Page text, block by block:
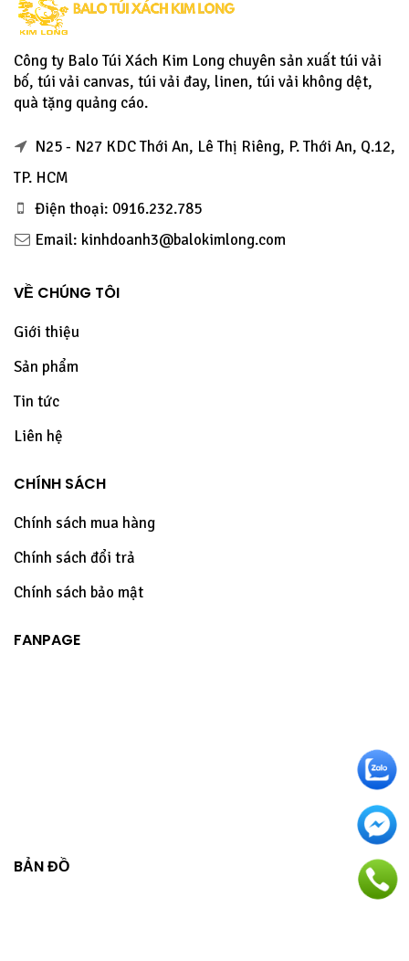
Công ty Balo Túi Xách Kim Long chuyên sản xuất túi vải
bố, túi vải canvas, túi vải đay, linen, túi vải không dệt,
quà tặng quảng cáo.
N25 - N27 KDC Thới An, Lê Thị Riêng, P. Thới An, Q.12,
TP. HCM
Điện thoại: 0916.232.785
Email: kinhdoanh3@balokimlong.com
VỀ CHÚNG TÔI
Giới thiệu
Sản phẩm
Tin tức
Liên hệ
CHÍNH SÁCH
Chính sách mua hàng
Chính sách đổi trả
Chính sách bảo mật
FANPAGE
BẢN ĐỒ